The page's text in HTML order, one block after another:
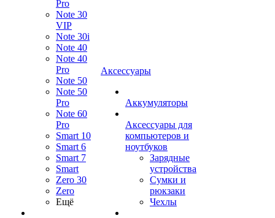
Pro
Note 30
VIP
Note 30i
Note 40
Note 40
Pro
Note 50
Note 50
Pro
Note 60
Pro
Smart 10
Smart 6
Smart 7
Smart
Zero 30
Zero
Ещё
Аксессуары
Аккумуляторы
Аксессуары для
компьютеров и
ноутбуков
Зарядные
устройства
Сумки и
рюкзаки
Чехлы